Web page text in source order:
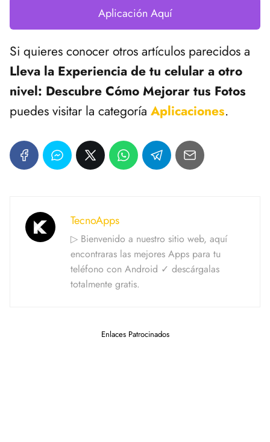
Aplicación Aquí
Si quieres conocer otros artículos parecidos a
Lleva la Experiencia de tu celular a otro
nivel: Descubre Cómo Mejorar tus Fotos
puedes visitar la categoría Aplicaciones.
TecnoApps
▷ Bienvenido a nuestro sitio web, aquí
encontraras las mejores Apps para tu
teléfono con Android ✓ descárgalas
totalmente gratis.
Enlaces Patrocinados